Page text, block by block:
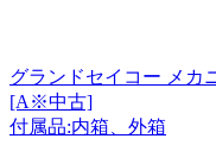
グランドセイコー メカ
[A※中古]
付属品:内箱、外箱